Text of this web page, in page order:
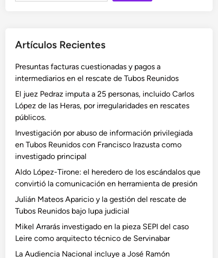
Artículos Recientes
Presuntas facturas cuestionadas y pagos a
intermediarios en el rescate de Tubos Reunidos
El juez Pedraz imputa a 25 personas, incluido Carlos
López de las Heras, por irregularidades en rescates
públicos.
Investigación por abuso de información privilegiada
en Tubos Reunidos con Francisco Irazusta como
investigado principal
Aldo López-Tirone: el heredero de los escándalos que
convirtió la comunicación en herramienta de presión
Julián Mateos Aparicio y la gestión del rescate de
Tubos Reunidos bajo lupa judicial
Mikel Arrarás investigado en la pieza SEPI del caso
Leire como arquitecto técnico de Servinabar
La Audiencia Nacional incluye a José Ramón